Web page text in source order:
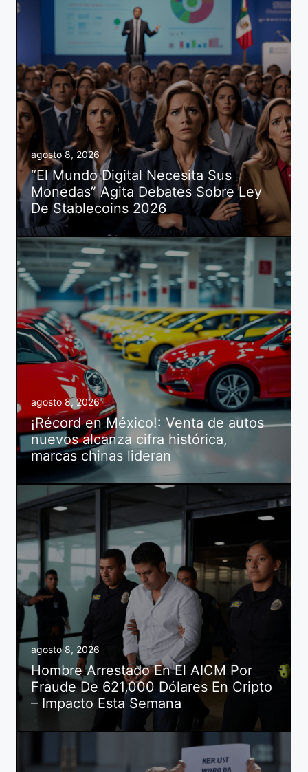
agosto 8, 2026
“El Mundo Digital Necesita Sus
Monedas” Agita Debates Sobre Ley
De Stablecoins 2026
agosto 8, 2026
¡Récord en México!: Venta de autos
nuevos alcanza cifra histórica,
marcas chinas lideran
agosto 8, 2026
Hombre Arrestado En El AICM Por
Fraude De 621,000 Dólares En Cripto
– Impacto Esta Semana